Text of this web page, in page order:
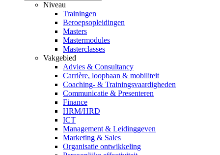
Niveau
Trainingen
Beroepsopleidingen
Masters
Mastermodules
Masterclasses
Vakgebied
Advies & Consultancy
Carrière, loopbaan & mobiliteit
Coaching- & Trainingsvaardigheden
Communicatie & Presenteren
Finance
HRM/HRD
ICT
Management & Leidinggeven
Marketing & Sales
Organisatie ontwikkeling